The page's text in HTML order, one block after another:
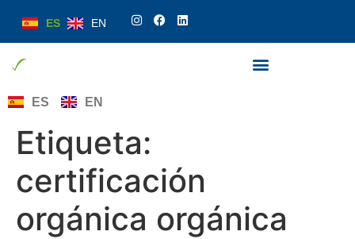
ES EN
ES EN
Etiqueta:
certificación
orgánica orgánica